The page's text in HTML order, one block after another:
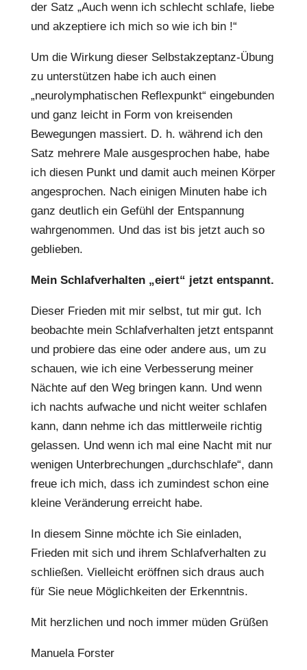
der Satz „Auch wenn ich schlecht schlafe, liebe
und akzeptiere ich mich so wie ich bin !“
Um die Wirkung dieser Selbstakzeptanz-Übung
zu unterstützen habe ich auch einen
„neurolymphatischen Reflexpunkt“ eingebunden
und ganz leicht in Form von kreisenden
Bewegungen massiert. D. h. während ich den
Satz mehrere Male ausgesprochen habe, habe
ich diesen Punkt und damit auch meinen Körper
angesprochen. Nach einigen Minuten habe ich
ganz deutlich ein Gefühl der Entspannung
wahrgenommen. Und das ist bis jetzt auch so
geblieben.
Mein Schlafverhalten „eiert“ jetzt entspannt.
Dieser Frieden mit mir selbst, tut mir gut. Ich
beobachte mein Schlafverhalten jetzt entspannt
und probiere das eine oder andere aus, um zu
schauen, wie ich eine Verbesserung meiner
Nächte auf den Weg bringen kann. Und wenn
ich nachts aufwache und nicht weiter schlafen
kann, dann nehme ich das mittlerweile richtig
gelassen. Und wenn ich mal eine Nacht mit nur
wenigen Unterbrechungen „durchschlafe“, dann
freue ich mich, dass ich zumindest schon eine
kleine Veränderung erreicht habe.
In diesem Sinne möchte ich Sie einladen,
Frieden mit sich und ihrem Schlafverhalten zu
schließen. Vielleicht eröffnen sich draus auch
für Sie neue Möglichkeiten der Erkenntnis.
Mit herzlichen und noch immer müden Grüßen
Manuela Forster